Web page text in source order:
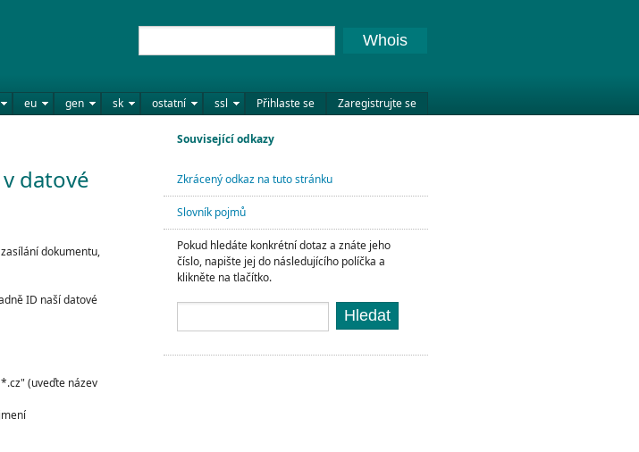
eu gen sk ostatní ssl Přihlaste se Zaregistrujte se
Whois
Související odkazy
Zkrácený odkaz na tuto stránku
Slovník pojmů
Pokud hledáte konkrétní dotaz a znáte jeho
číslo, napište jej do následujícího políčka a
klikněte na tlačítko.
Hledat
datové
dokumentu,
ID naší datové
(uveďte název